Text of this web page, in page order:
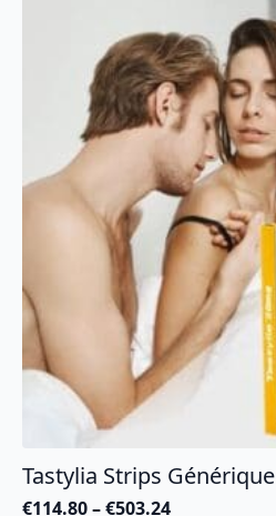
Tastylia Strips Générique
€114.80–€503.24